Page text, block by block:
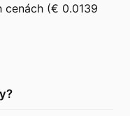
(€ 0.0139